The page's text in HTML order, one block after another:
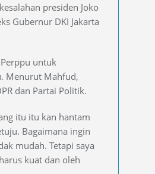
presiden Joko
Gubernur DKI Jakarta
untuk
Menurut Mahfud,
dan Partai Politik.
itu itu kan hantam
Bagaimana ingin
mudah. Tetapi saya
kuat dan oleh